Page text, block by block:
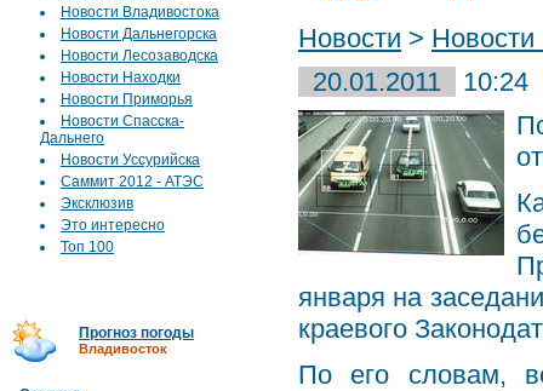
Новости Владивостока
Новости Дальнегорска
Новости Лесозаводска
Новости Находки
Новости Приморья
Новости Спасска-
Дальнего
Новости Уссурийска
Саммит 2012 - АТЭС
Эксклюзив
Это интересно
Топ 100
Прогноз погоды
Владивосток
Новости >
20.01.2011
10:24
января на
краевого
По его словам,